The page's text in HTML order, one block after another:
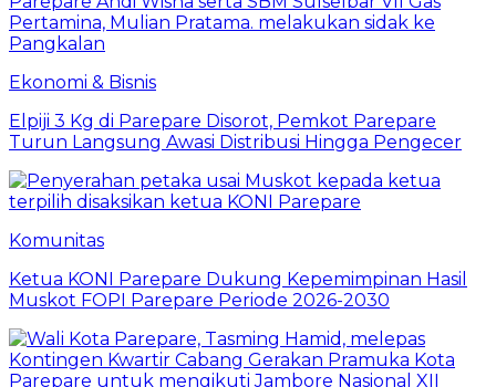
Ekonomi & Bisnis
Elpiji 3 Kg di Parepare Disorot, Pemkot Parepare
Turun Langsung Awasi Distribusi Hingga Pengecer
Komunitas
Ketua KONI Parepare Dukung Kepemimpinan Hasil
Muskot FOPI Parepare Periode 2026-2030